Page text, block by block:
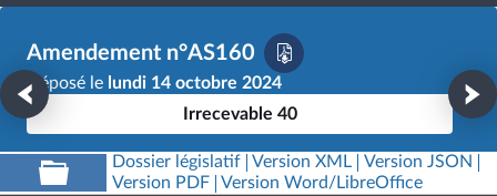
Amendement n°AS160
Déposé le lundi 14 octobre 2024
Irrecevable 40
Dossier législatif Version XML
Version JSON
Version PDF
Version Word/LibreOffice